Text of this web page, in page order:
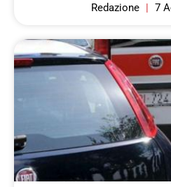
Redazione 7